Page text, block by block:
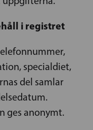
i registret
specialdiet,
del samlar
ges anonymt.